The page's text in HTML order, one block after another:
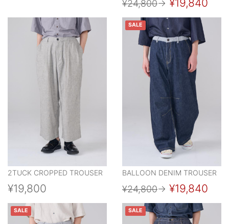
¥24,800→ ¥19,840
2TUCK CROPPED TROUSER
¥19,800
SALE
BALLOON DENIM TROUSER
¥24,800→ ¥19,840
SALE SALE